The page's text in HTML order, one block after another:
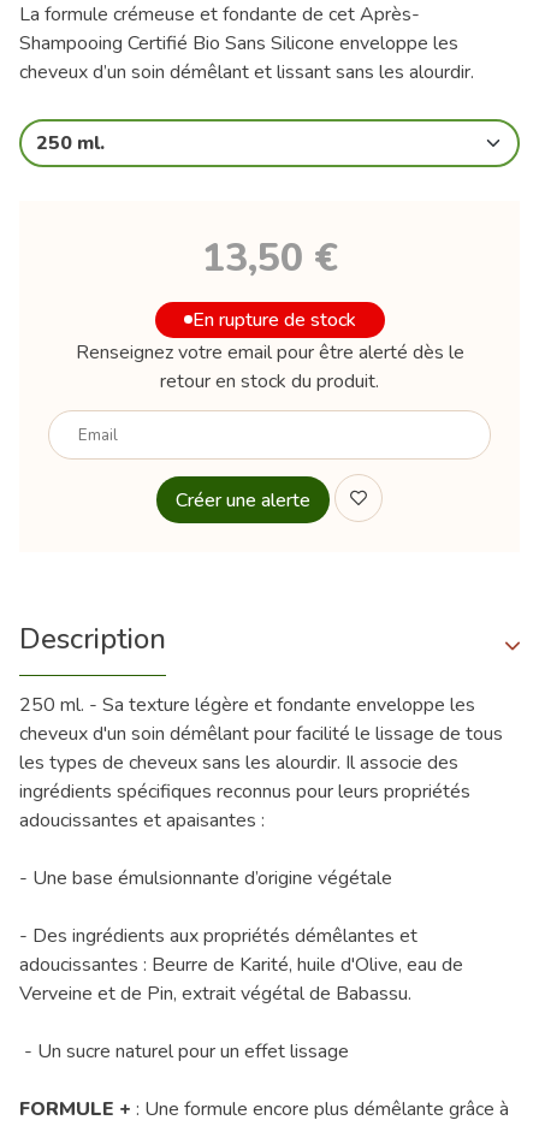
La formule crémeuse et fondante de cet Après-
Shampooing Certifié Bio Sans Silicone enveloppe les
cheveux d’un soin démêlant et lissant sans les alourdir.
250 ml.
13,50 €
En rupture de stock
Renseignez votre email pour être alerté dès le
retour en stock du produit.
Votre
Description
250 ml. - Sa texture légère et fondante enveloppe les
cheveux d'un soin démêlant pour facilité le lissage de tous
les types de cheveux sans les alourdir. Il associe des
ingrédients spécifiques reconnus pour leurs propriétés
adoucissantes et apaisantes :
- Une base émulsionnante d’origine végétale
- Des ingrédients aux propriétés démêlantes et
adoucissantes : Beurre de Karité, huile d'Olive, eau de
Verveine et de Pin, extrait végétal de Babassu.
- Un sucre naturel pour un effet lissage
FORMULE + : Une formule encore plus démêlante grâce à